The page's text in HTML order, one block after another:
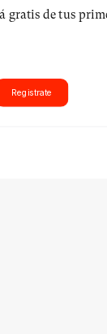
gratis de tus
Registrate